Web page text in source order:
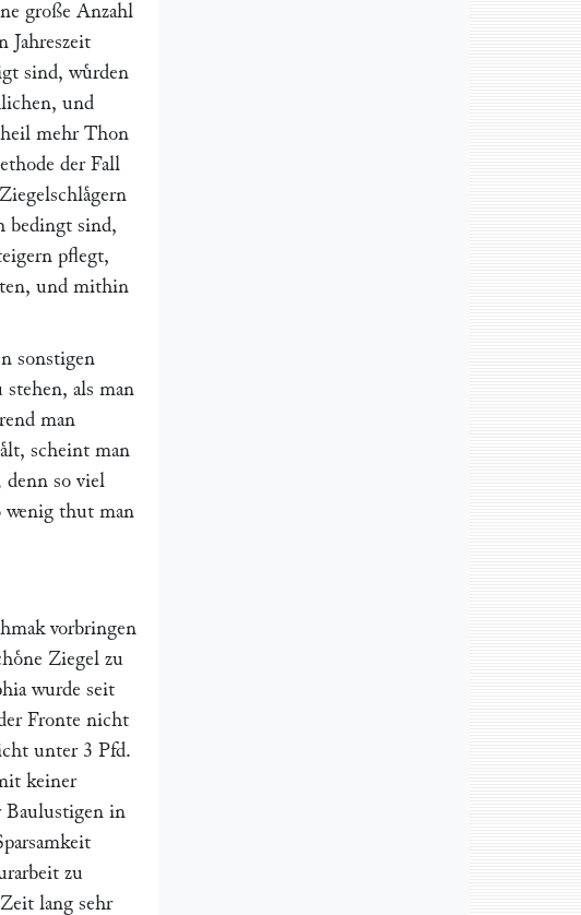
große Anzahl
Jahreszeit
sind, wuͤrden
und
mehr Thon
der Fall
bedingt sind,
pflegt,
und mithin
sonstigen
stehen, als man
man
scheint man
denn so viel
wenig thut man
vorbringen
Ziegel zu
wurde seit
Fronte nicht
unter 3 Pfd.
keiner
Baulustigen in
zu
lang sehr